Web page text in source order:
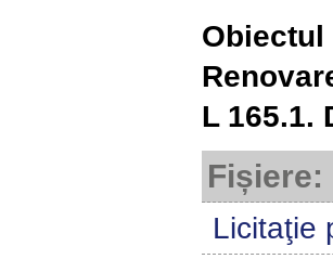
L 165.1.
Fișiere:
Licitaţie